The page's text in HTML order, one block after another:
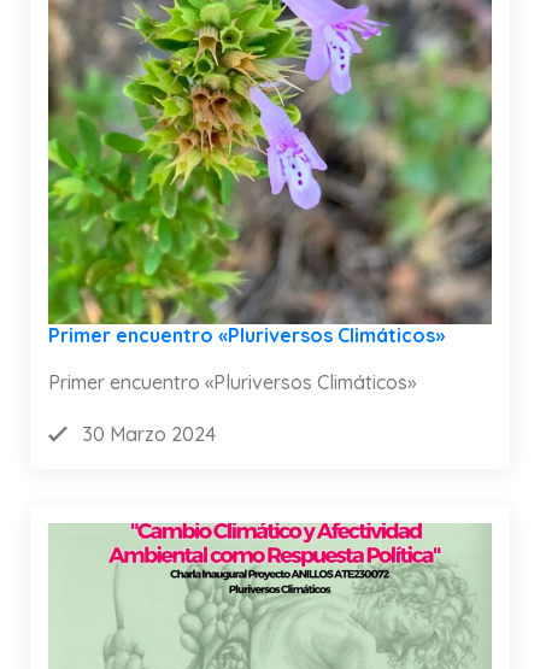
Primer encuentro «Pluriversos Climáticos»
Primer encuentro «Pluriversos Climáticos»
30 Marzo 2024